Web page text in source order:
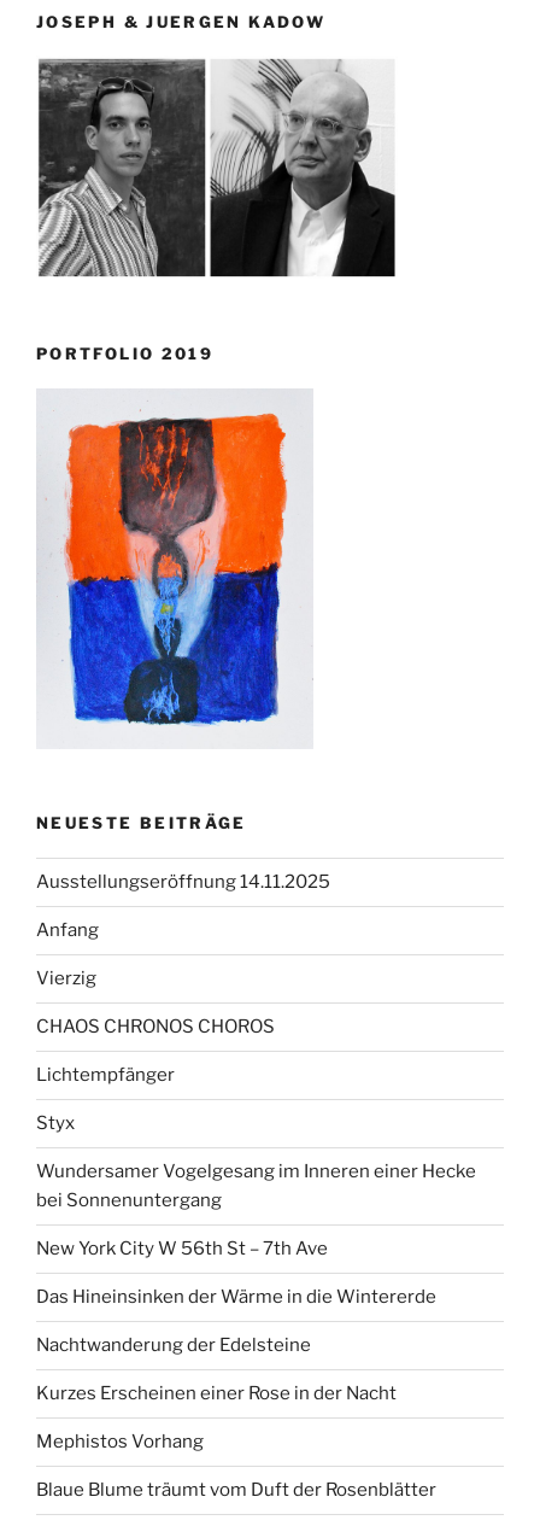
JOSEPH & JUERGEN KADOW
PORTFOLIO 2019
NEUESTE BEITRÄGE
Ausstellungseröffnung 14.11.2025
Anfang
Vierzig
CHAOS CHRONOS CHOROS
Lichtempfänger
Styx
Wundersamer Vogelgesang im Inneren einer Hecke
bei Sonnenuntergang
New York City W 56th St – 7th Ave
Das Hineinsinken der Wärme in die Wintererde
Nachtwanderung der Edelsteine
Kurzes Erscheinen einer Rose in der Nacht
Mephistos Vorhang
Blaue Blume träumt vom Duft der Rosenblätter